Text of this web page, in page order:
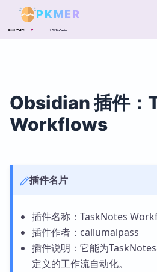
PKMER
目录 概述
Obsidian 插件：
Workflows
插件名片
插件名称：TaskNotes
插件作者：callumalpass
插件说明：它能为
定义的工作流自动化。